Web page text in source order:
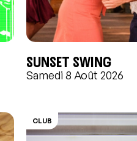
Sunset swing
Samedi 8 Août 2026
CLUB